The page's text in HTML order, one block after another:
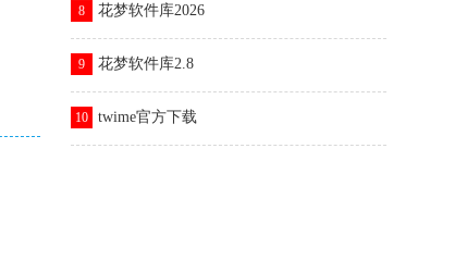
8 花梦软件库2026
9 花梦软件库2.8
10 twime官方下载